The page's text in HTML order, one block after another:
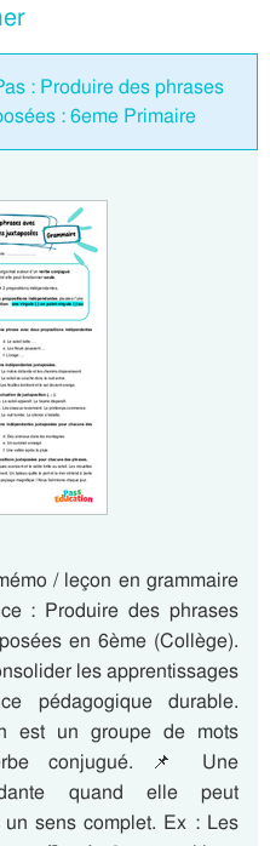
: Produire des phrases
: 6eme Primaire
/ leçon en grammaire
: Produire des phrases
en 6ème (Collège).
les apprentissages
pédagogique durable.
est un groupe de mots
conjugué. 📌 Une
quand elle peut
sens complet. Ex : Les